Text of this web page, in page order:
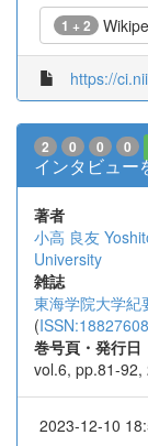
1 + 2
https://
2 0 0 0
インタビュー
著者
小高 良友
University
雑誌
東海学院大学紀
(ISSN:18827608
巻号頁・発行日
vol.6, pp.81-92,
2023-12-10